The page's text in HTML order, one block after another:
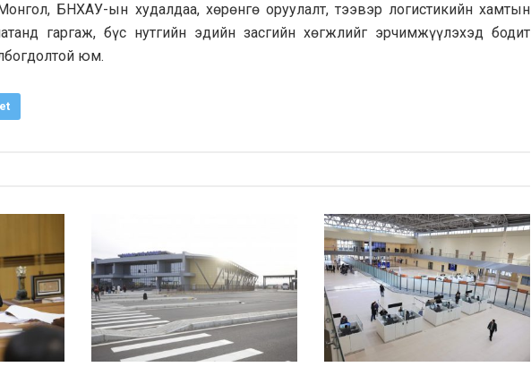
БНХАУ-ын худалдаа, хөрөнгө оруулалт, тээвэр логистикийн хамтын
гаргаж, бүс нутгийн эдийн засгийн хөгжлийг эрчимжүүлэхэд бодит
юм.